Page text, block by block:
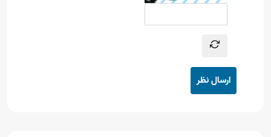
ارسال نظر